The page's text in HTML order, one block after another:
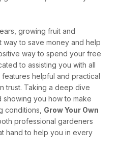
growing fruit and
to save money and help
way to spend your free
to assisting you with all
helpful and practical
trust. Taking a deep dive
you how to make
conditions, Grow Your Own
professional gardeners
hand to help you in every